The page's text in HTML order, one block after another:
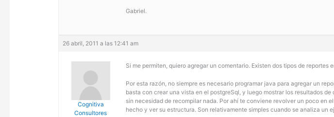
Gabriel.
26 abril, 2011 a las 12:41 am
Cognitiva
Consultores
Si me permiten, quiero agregar un comentario. Existen dos tipos de
Por esta razón, no siempre es necesario programar java para agregar un
basta con crear una vista en el postgreSql, y luego mostrar los resultados
sin necesidad de recompilar nada. Por ahí te conviene revolver un poco en
hecho y ver su estructura. Son relativamente simples cuando se analiza un